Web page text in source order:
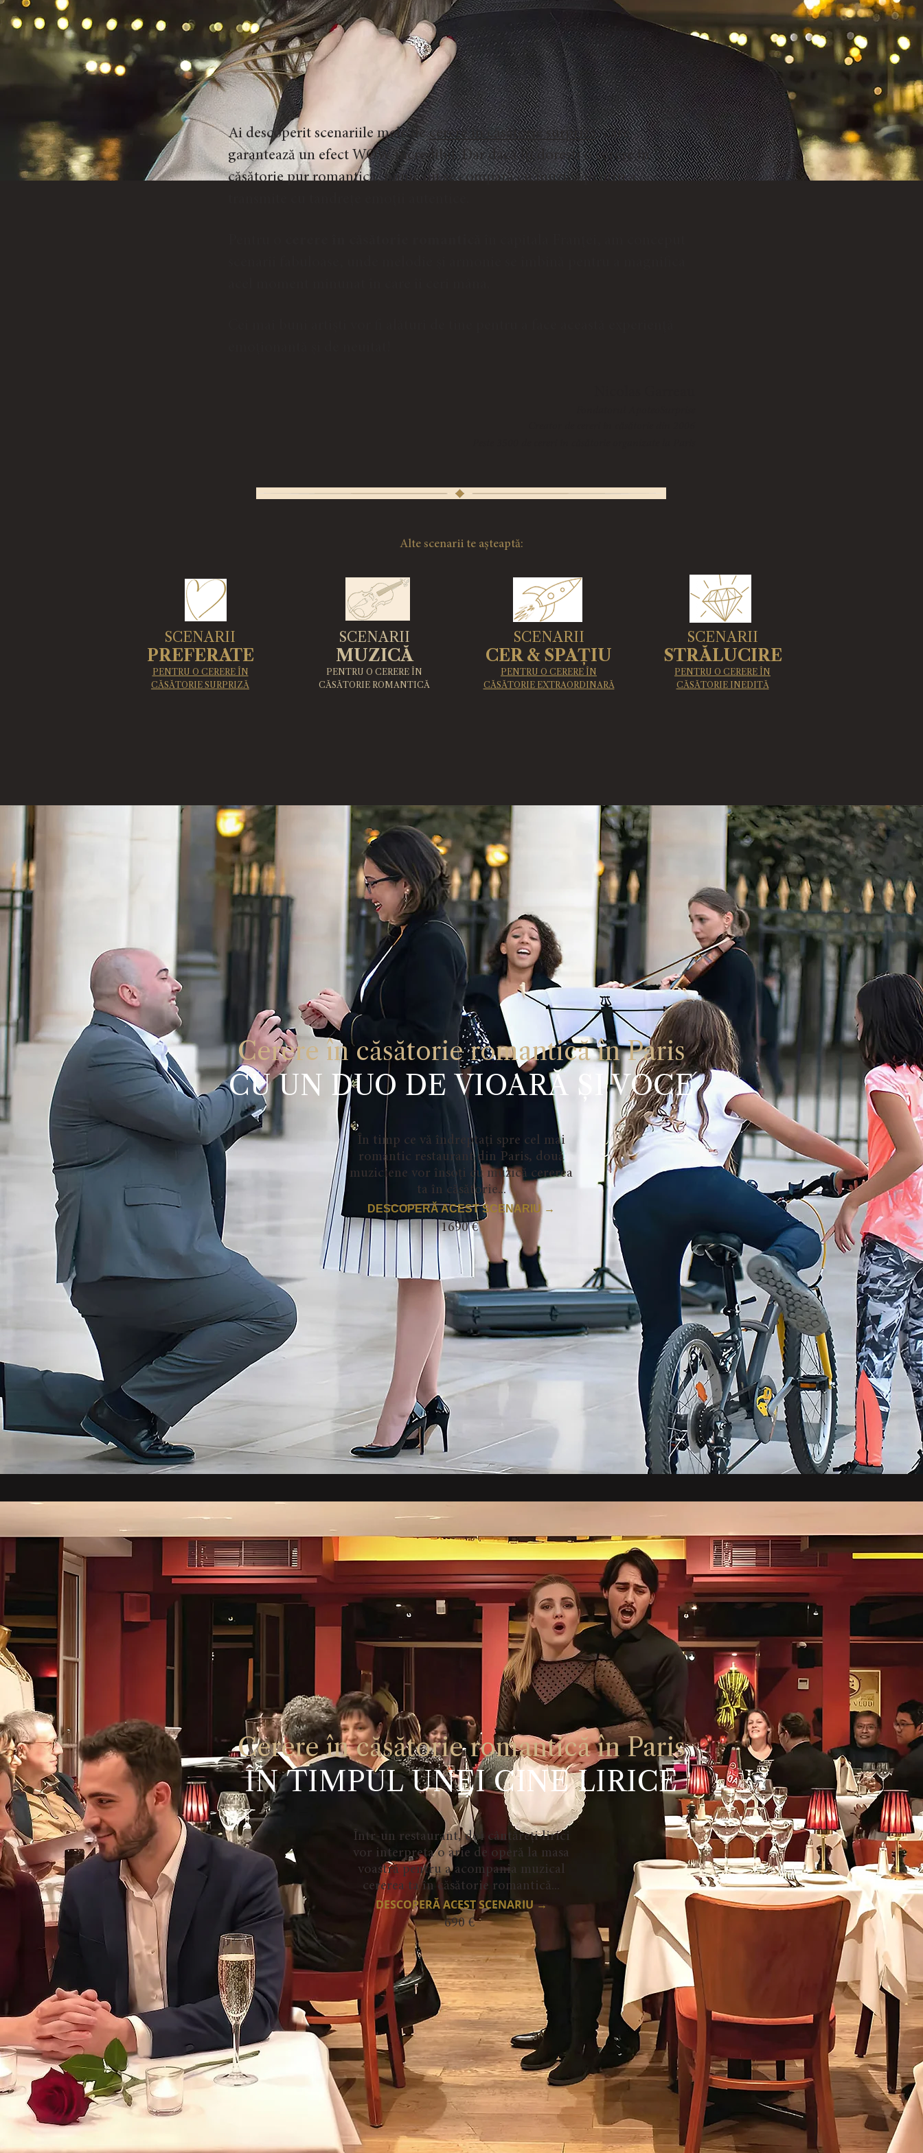
Ai descoperit scenariile mele decerere în căsătorie surpriză, care
garantează un efect WOW incredibil. Dar dacă îți dorești o cerere în
căsătorie pur romantică, nimic nu se compară cu muzica pentru a
Alte scenarii te așteaptă:
SCENARII
PREFERATE
PENTRU O CERERE ÎN
CĂSĂTORIE SURPRIZĂ
SCENARII
MUZICĂ
PENTRU O CERERE ÎN
CĂSĂTORIE ROMANTICĂ
SCENARII
CER & SPAȚIU
PENTRU O CERERE ÎN
CĂSĂTORIE EXTRAORDINARĂ
SCENARII
STRĂLUCIRE
PENTRU O CERERE ÎN
CĂSĂTORIE INEDITĂ
Cerere în căsătorie romantică în Paris
CU UN DUO DE VIOARĂ ȘI VOCE
În timp ce vă îndreptați spre cel mai
romantic restaurant din Paris, două
muziciene vor însoți cu muzică cererea
ta în căsătorie...
DESCOPERĂ ACEST SCENARIU →
1690 €
Cerere în căsătorie romantică în Paris
ÎN TIMPUL UNEI CINE LIRICE
Într-un restaurant, doi cântăreți lirici
vor interpreta o arie de operă la masa
voastră pentru a acompania muzical
cererea ta în căsătorie romantică...
DESCOPERĂ ACEST SCENARIU →
690 €